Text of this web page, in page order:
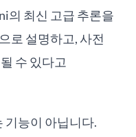
의 최신 고급 추론을
로 설명하고, 사전
수 있다고
기능이 아닙니다.